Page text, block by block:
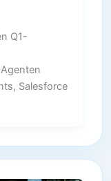
Q1-
Salesforce